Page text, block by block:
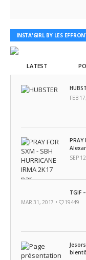
INSTA'GIRL BY LES
LATEST
FEB
PRAY
SEP
TGIF
MAR 31, 2017 •
19449